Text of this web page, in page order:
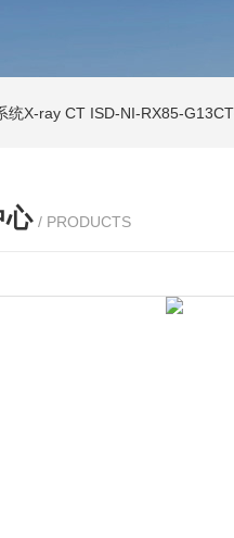
统X-ray CT ISD-NI-RX85-G13CT
心 / PRODUCTS